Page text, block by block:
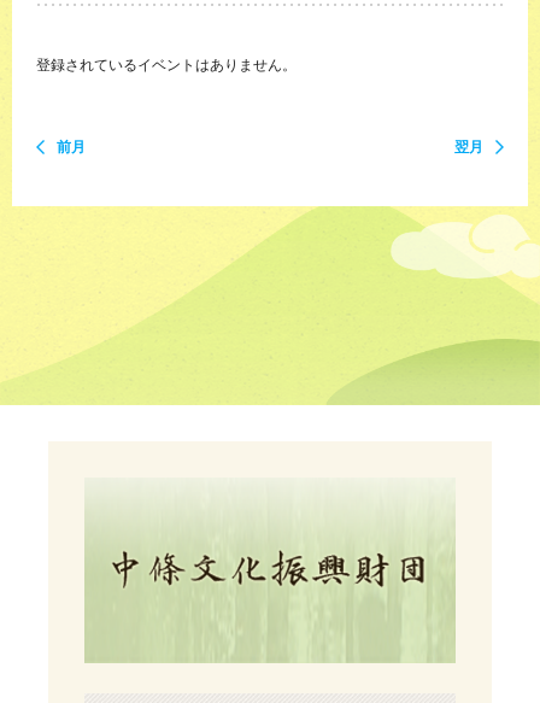
登録されているイベントはありません。
前月 翌月